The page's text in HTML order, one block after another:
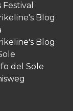
Blog
Blog
del Sole